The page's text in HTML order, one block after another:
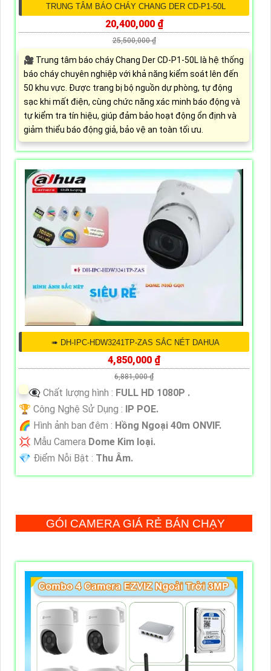
TRUNG TÂM BÁO CHÁY CHANG DER CD-P1-50L
20,400,000 ₫
25,500,000 ₫
🎥 Trung tâm báo cháy Chang Der CD-P1-50L là hệ thống
báo cháy chuyên nghiệp với khả năng kiểm soát lên đến
50 khu vực. Được trang bị bộ nguồn dự phòng, tự động
sạc khi mất điện, cùng chức năng xác minh báo động và
tự kiểm tra tín hiệu, giúp đảm bảo hoạt động ổn định và
giảm thiểu báo động giả, bảo vệ an toàn tối ưu.
➠ DH-IPC-HDW3241TP-ZAS SẮC NÉT DAHUA
4,850,000 ₫
6,881,000 ₫
👁️‍🗨 Chất lượng hình : FULL HD 1080P .
🏆 Công Nghệ Sử Dụng : IP POE.
🌈 Hình ảnh ban đêm : Hồng Ngoại 40m ONVIF.
💢 Mẫu Camera Dome Kim loại.
️💎 Điểm Nỗi Bật : Thu Âm.
GÓI CAMERA GIÁ RẺ BÁN CHẠY